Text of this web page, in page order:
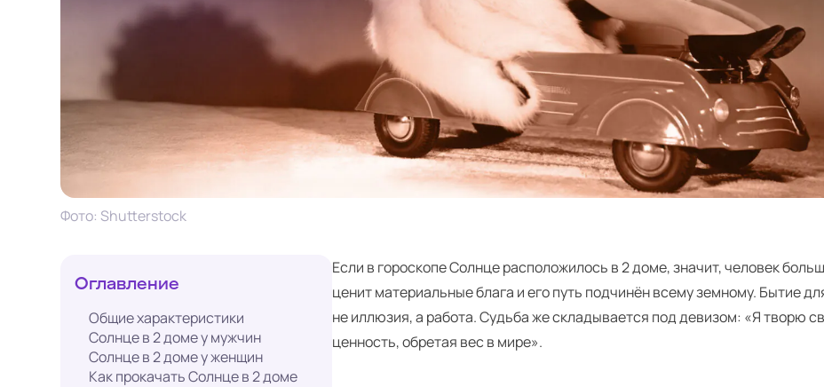
Фото: Shutterstock
Оглавление
Общие характеристики
Солнце в 2 доме у мужчин
Солнце в 2 доме у женщин
Как прокачать Солнце в 2 доме
Если в гороскопе Солнце расположилось в 2 доме, значит, человек
ценит материальные блага и его путь подчинён всему земному. Бытие
не иллюзия, а работа. Судьба же складывается под девизом: «Я творю
ценность, обретая вес в мире».